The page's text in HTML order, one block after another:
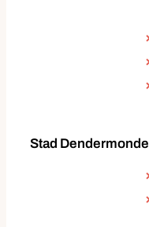
Stad Dendermonde